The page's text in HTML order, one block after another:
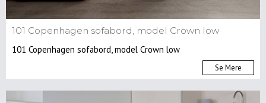
101 Copenhagen sofabord, model Crown low
101 Copenhagen sofabord, model Crown low
Se Mere